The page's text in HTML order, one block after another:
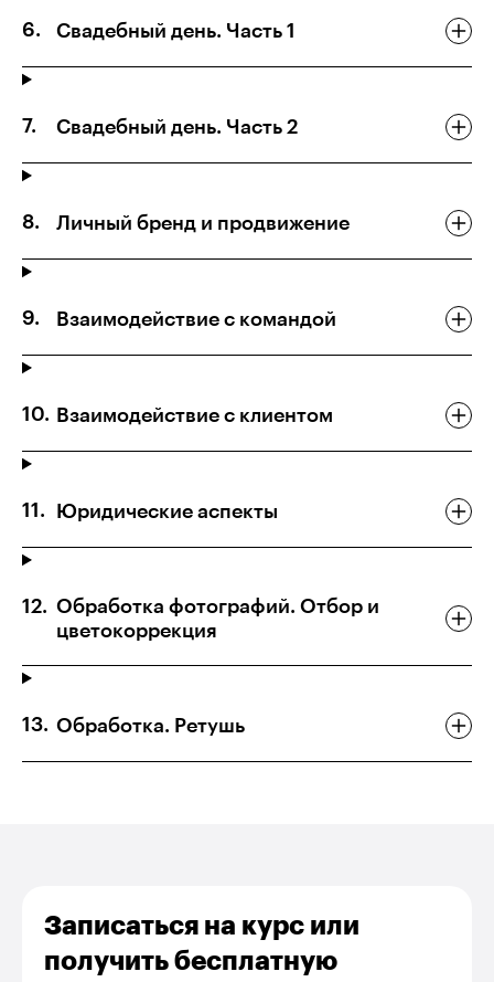
Свадебный день. Часть 1
Свадебный день. Часть 2
Личный бренд и продвижение
Взаимодействие с командой
Взаимодействие с клиентом
Юридические аспекты
Обработка фотографий. Отбор и
цветокоррекция
Обработка. Ретушь
Записаться на курс или
получить бесплатную